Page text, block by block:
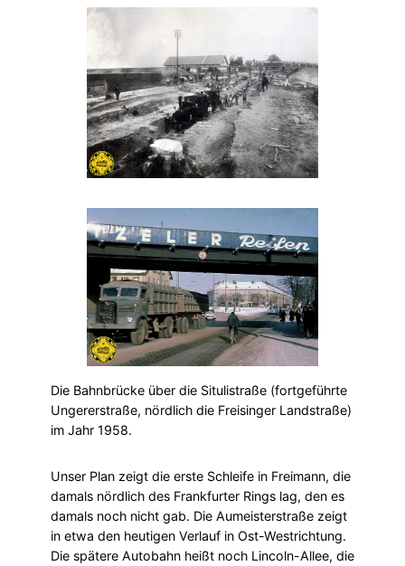
Die Bahnbrücke über die Situlistraße (fortgeführte
Ungererstraße, nördlich die Freisinger Landstraße)
im Jahr 1958.
Unser Plan zeigt die erste Schleife in Freimann, die
damals nördlich des Frankfurter Rings lag, den es
damals noch nicht gab. Die Aumeisterstraße zeigt
in etwa den heutigen Verlauf in Ost-Westrichtung.
Die spätere Autobahn heißt noch Lincoln-Allee, die